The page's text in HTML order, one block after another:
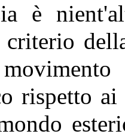
è
criterio
rispetto